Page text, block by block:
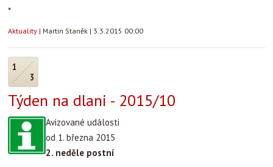
*
Aktuality | Martin Staněk | 3.3.2015 00:00
1
3
Týden na dlani - 2015/10
Avizované události
od 1. března 2015
2. neděle postní